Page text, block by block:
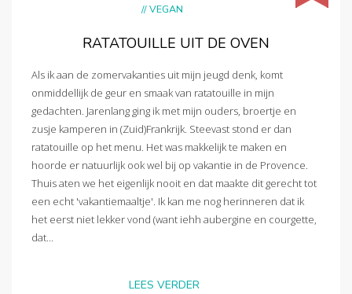
//VEGAN
RATATOUILLE UIT DE OVEN
Als ik aan de zomervakanties uit mijn jeugd denk, komt
onmiddellijk de geur en smaak van ratatouille in mijn
gedachten. Jarenlang ging ik met mijn ouders, broertje en
zusje kamperen in (Zuid)Frankrijk. Steevast stond er dan
ratatouille op het menu. Het was makkelijk te maken en
hoorde er natuurlijk ook wel bij op vakantie in de Provence.
Thuis aten we het eigenlijk nooit en dat maakte dit gerecht tot
een echt 'vakantiemaaltje'. Ik kan me nog herinneren dat ik
het eerst niet lekker vond (want iehh aubergine en courgette,
dat...
LEES VERDER